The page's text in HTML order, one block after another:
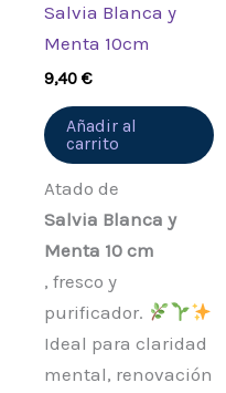
Salvia Blanca y
Menta 10cm
9,40€
Añadir al
carrito
Atado de
Salvia Blanca y
Menta 10 cm
, fresco y
purificador.
Ideal para claridad
mental, renovación